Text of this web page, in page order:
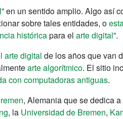
” en un sentido amplio. Algo así
sobre tales entidades, o
históricapara el arte digital”.
arte digital de los años que van
arte algorítmico. El sitio
con computadoras antiguas.
, Alemania que se dedica
, la Universidad de Bremen,